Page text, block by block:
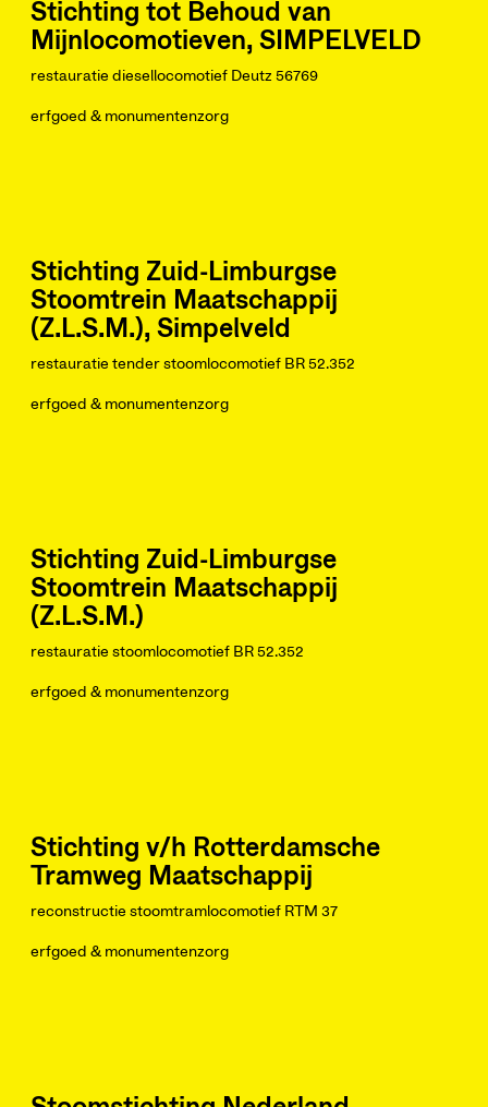
Stichting tot Behoud van
Mijnlocomotieven, SIMPELVELD
restauratie diesellocomotief Deutz 56769
erfgoed & monumentenzorg
Stichting Zuid-Limburgse
Stoomtrein Maatschappij
(Z.L.S.M.), Simpelveld
restauratie tender stoomlocomotief BR 52.352
erfgoed & monumentenzorg
Stichting Zuid-Limburgse
Stoomtrein Maatschappij
(Z.L.S.M.)
restauratie stoomlocomotief BR 52.352
erfgoed & monumentenzorg
Stichting v/h Rotterdamsche
Tramweg Maatschappij
reconstructie stoomtramlocomotief RTM 37
erfgoed & monumentenzorg